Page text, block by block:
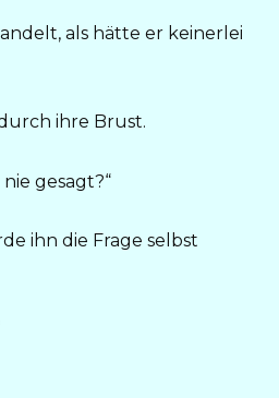
als hätte er keinerlei
ihre Brust.
gesagt?“
ihn die Frage selbst